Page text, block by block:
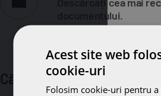
documentului.
Căutare Declarație de
Acest site web
cookie-uri
Folosim cookie-uri pentru